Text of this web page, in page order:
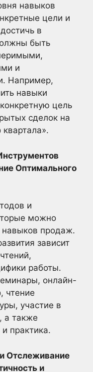
навыков
цели и
в
быть
и
Например,
навыки
цель
сделок на
Оптимального
и
можно
навыков продаж.
зависит
работы.
онлайн-
чтение
участие в
а также
практика.
Отслеживание
и